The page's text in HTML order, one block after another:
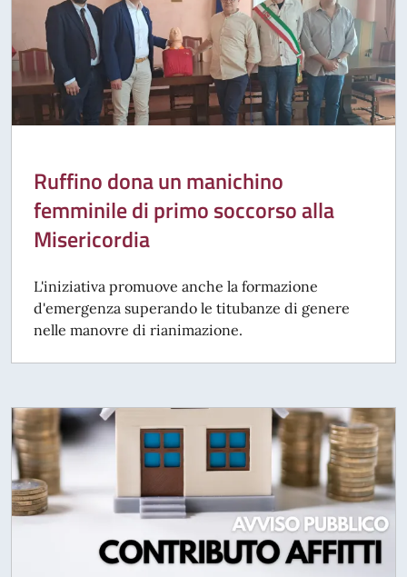
Ruffino dona un manichino
femminile di primo soccorso alla
Misericordia
L'iniziativa promuove anche la formazione
d'emergenza superando le titubanze di genere
nelle manovre di rianimazione.